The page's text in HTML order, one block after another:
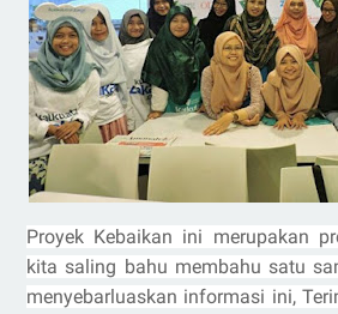
Proyek Kebaikan ini merupakan
kita saling bahu membahu satu
menyebarluaskan informasi ini,